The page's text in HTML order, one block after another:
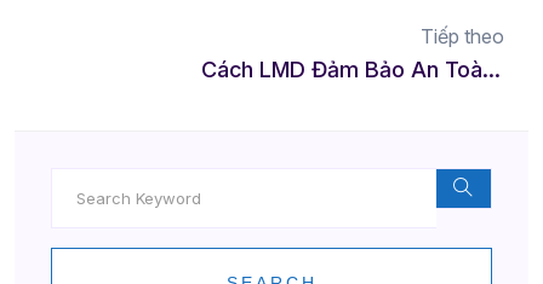
Tiếp theo
Cách LMD Đảm Bảo An Toàn Khi Tài Xế Lái Xe Hộ Cho Bạn